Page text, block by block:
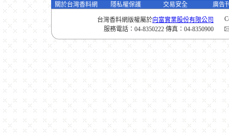
關於台灣香料網 隱私權保護 交易安全 廣告
台灣香料網版權屬於向富實業股份有限公司
服務電話：04-8350222 傳真：04-8350900